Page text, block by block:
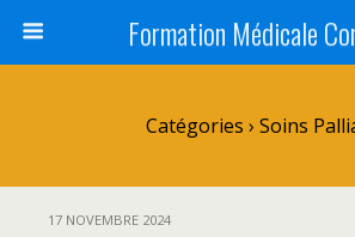
Formation Médicale
Catégories › Soins
17 NOVEMBRE 2024